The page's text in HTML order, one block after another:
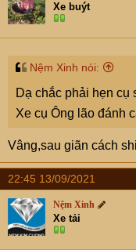
Xe buýt
Nệm Xinh nói:
Dạ chắc phải hẹn cụ
Xe cụ Ông lão đánh
Vâng,sau giãn cách
22:45 13/09/2021
Nệm Xinh
Xe tải